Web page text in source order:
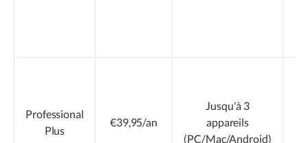
Professional
Plus
€39,95/an
Jusqu'à 3
appareils
(PC/Mac/Android)